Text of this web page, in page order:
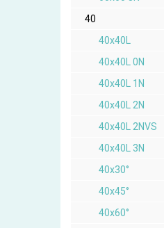
40
40x40L
40x40L 0N
40x40L 1N
40x40L 2N
40x40L 2NVS
40x40L 3N
40x30°
40x45°
40x60°